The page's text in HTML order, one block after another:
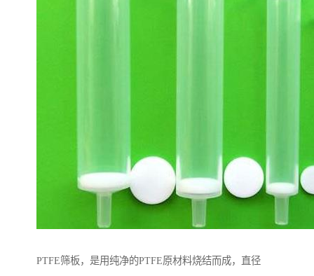
PTFE筛板，是用纯净的PTFE原材料烧结而成，直径